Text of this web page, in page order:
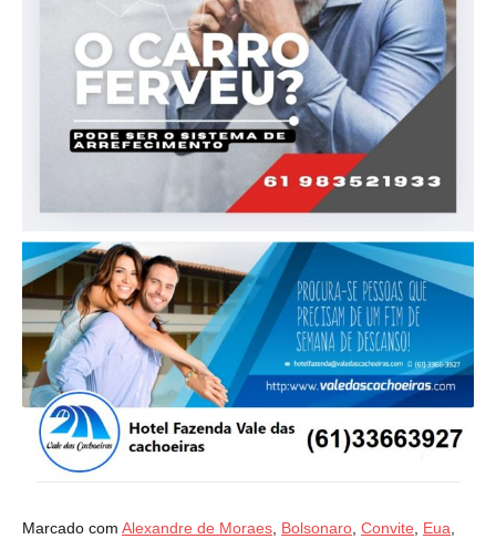
Marcado com Alexandre de Moraes, Bolsonaro, Convite, Eua,